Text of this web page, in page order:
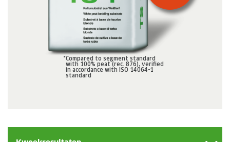
*Compared to segment standard
with 100% peat (rec. 876), verified
in accordance with ISO 14064-1
standard